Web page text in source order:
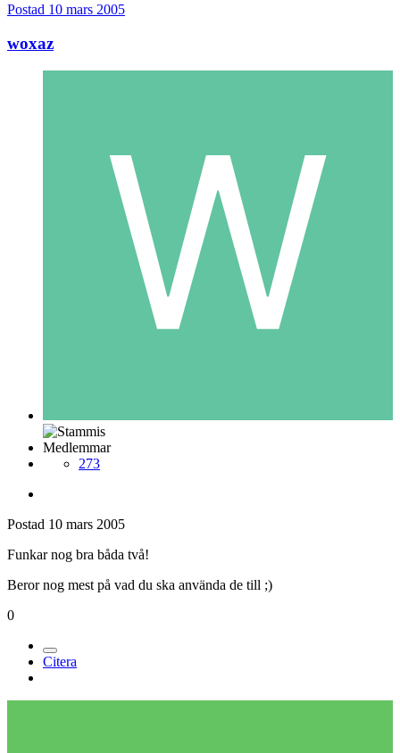
Postad 10 mars 2005
woxaz
Medlemmar
273
Postad 10 mars 2005
Funkar nog bra båda två!
Beror nog mest på vad du ska använda de till ;)
0
Citera